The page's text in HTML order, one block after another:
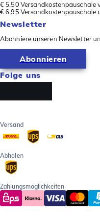
€ 5,50 Versandkostenpauschale
€ 6,95
Newsletter
Abonniere unseren Newsletter
Abonnieren
Folge uns
Versand
Abholen
Zahlungsmöglichkeiten